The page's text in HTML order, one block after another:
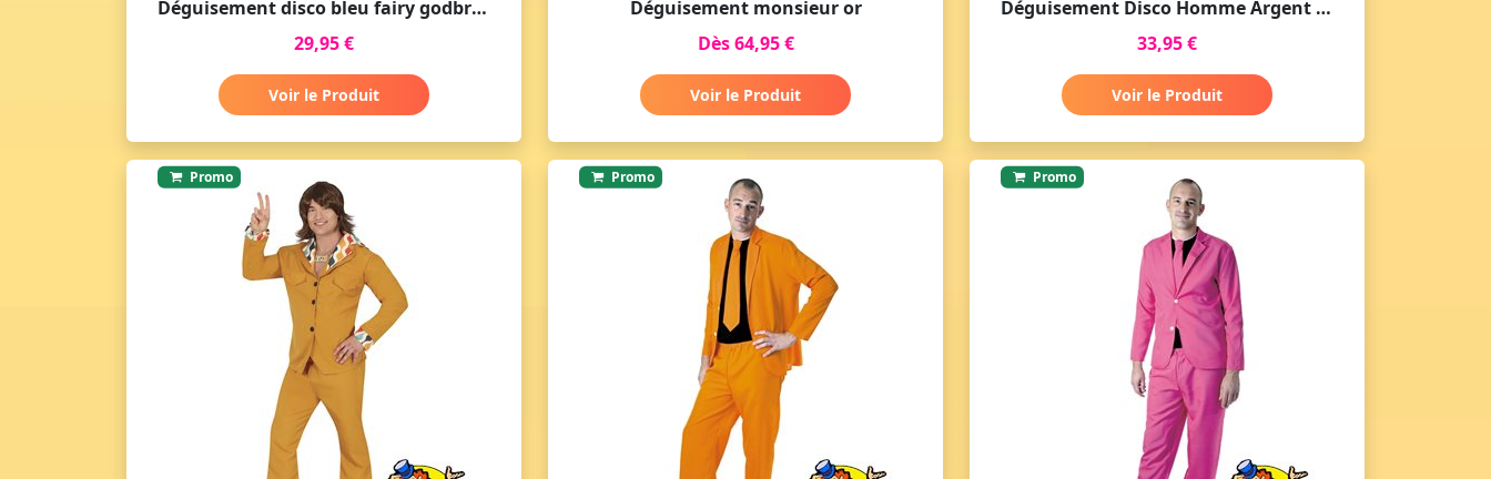
Déguisement disco bleu fairy godbrother
29,95 €
Voir le Produit
Déguisement monsieur or
Dès 64,95 €
Voir le Produit
Déguisement Disco Homme Argent année 70
33,95 €
Voir le Produit
Promo Promo Promo